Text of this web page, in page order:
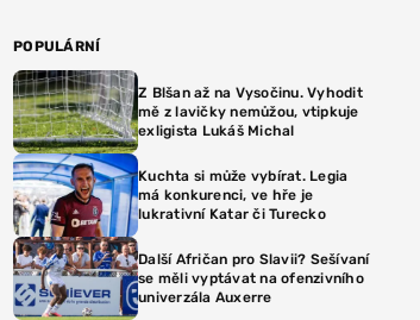
POPULÁRNÍ
Z Blšan až na Vysočinu. Vyhodit
mě z lavičky nemůžou, vtipkuje
exligista Lukáš Michal
Kuchta si může vybírat. Legia
má konkurenci, ve hře je
lukrativní Katar či Turecko
Další Afričan pro Slavii? Sešívaní
se měli vyptávat na ofenzivního
univerzála Auxerre